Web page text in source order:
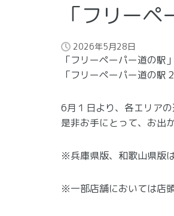
「フリー
2026年5月28日
「フリーペーパー道の駅
「フリーペーパー道の駅
6月１日より、各エリアの
是非お手にとって、お出
※兵庫県版、和歌山県版
※一部店舗においては店